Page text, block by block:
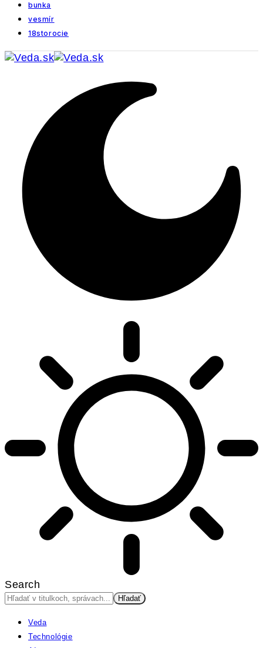
bunka
vesmír
18storocie
Search
Veda
Technológie